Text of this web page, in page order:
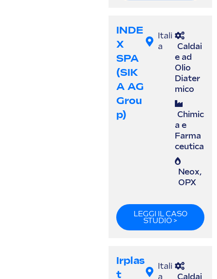
INDE
X
SPA
(SIK
A AG
Grou
P)
Itali
a
Caldai
e ad
Olio
Diater
mico
Chimic
a e
Farma
ceutica
Neox,
OPX
LEGGI IL CASO
STUDIO >
Irplas
T
Itali